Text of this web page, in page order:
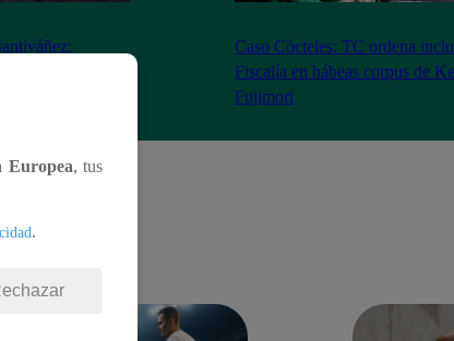
Caso Cócteles: TC ordena
Fiscalía en hábeas corpus de
Fujimori
Europea, tus
.